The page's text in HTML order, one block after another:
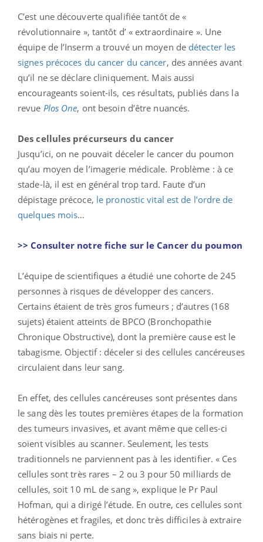
C’est une découverte qualifiée tantôt de «
révolutionnaire », tantôt d’ « extraordinaire ». Une
équipe de l’Inserm a trouvé un moyen de détecter les
signes précoces du cancer du cancer, des années avant
qu’il ne se déclare cliniquement. Mais aussi
encourageants soient-ils, ces résultats, publiés dans la
revue Plos One, ont besoin d’être nuancés.
Des cellules précurseurs du cancer
Jusqu’ici, on ne pouvait déceler le cancer du poumon
qu’au moyen de l’imagerie médicale. Problème : à ce
stade-là, il est en général trop tard. Faute d’un
dépistage précoce, le pronostic vital est de l’ordre de
quelques mois…
>> Consulter notre fiche sur le Cancer du poumon
L’équipe de scientifiques a étudié une cohorte de 245
personnes à risques de développer des cancers.
Certains étaient de très gros fumeurs ; d’autres (168
sujets) étaient atteints de BPCO (Bronchopathie
Chronique Obstructive), dont la première cause est le
tabagisme. Objectif : déceler si des cellules cancéreuses
circulaient dans leur sang.
En effet, des cellules cancéreuses sont présentes dans
le sang dès les toutes premières étapes de la formation
des tumeurs invasives, et avant même que celles-ci
soient visibles au scanner. Seulement, les tests
traditionnels ne parviennent pas à les identifier. « Ces
cellules sont très rares – 2 ou 3 pour 50 milliards de
cellules, soit 10 mL de sang », explique le Pr Paul
Hofman, qui a dirigé l’étude. En outre, ces cellules sont
hétérogènes et fragiles, et donc très difficiles à extraire
sans biais ni perte.